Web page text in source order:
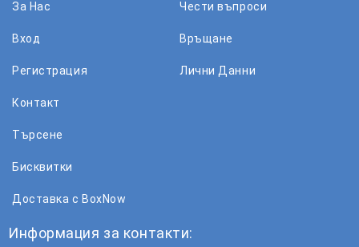
За Нас
Вход
Регистрация
Чести въпроси
Връщане
Лични Данни
Контакт
Търсене
Бисквитки
Доставка с BoxNow
Информация за контакти: